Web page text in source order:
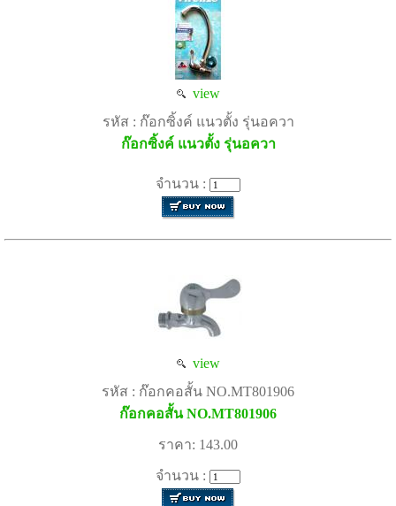
view
รหัส : ก๊อกซิ้งค์ แนวตั้ง รุ่นอควา
ก๊อกซิ้งค์ แนวตั้ง รุ่นอควา
จำนวน :
view
รหัส : ก๊อกคอสั้น NO.MT801906
ก๊อกคอสั้น NO.MT801906
ราคา: 143.00
จำนวน :